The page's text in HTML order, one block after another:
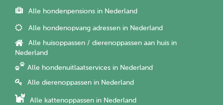
Alle hondenpensions in Nederland
Alle hondenopvang adressen in Nederland
Alle huisoppassen / dierenoppassen aan huis in
Nederland
Alle hondenuitlaatservices in Nederland
Alle dierenoppassen in Nederland
Alle kattenoppassen in Nederland